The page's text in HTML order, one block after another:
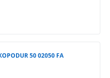
50 02050 FA